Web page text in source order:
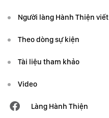
Người làng Hành Thiện viết
Theo dòng sự kiện
Tài liệu tham khảo
Video
Làng Hành Thiện